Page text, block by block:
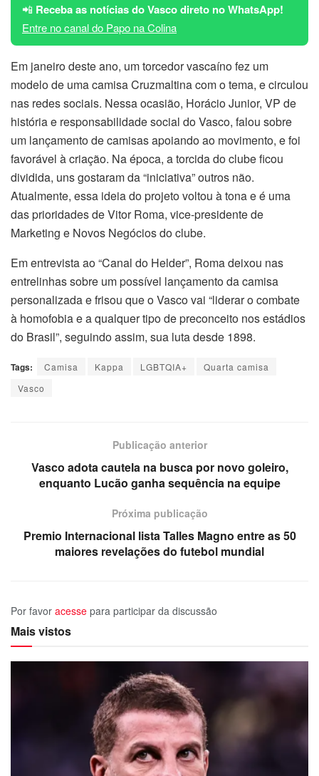
📲 Receba as notícias do Vasco direto no WhatsApp!
Entre no canal do Papo na Colina
Em janeiro deste ano, um torcedor vascaíno fez um
modelo de uma camisa Cruzmaltina com o tema, e circulou
nas redes sociais. Nessa ocasião, Horácio Junior, VP de
história e responsabilidade social do Vasco, falou sobre
um lançamento de camisas apoiando ao movimento, e foi
favorável à criação. Na época, a torcida do clube ficou
dividida, uns gostaram da “iniciativa” outros não.
Atualmente, essa ideia do projeto voltou à tona e é uma
das prioridades de Vitor Roma, vice-presidente de
Marketing e Novos Negócios do clube.
Em entrevista ao “Canal do Helder”, Roma deixou nas
entrelinhas sobre um possível lançamento da camisa
personalizada e frisou que o Vasco vai “liderar o combate
à homofobia e a qualquer tipo de preconceito nos estádios
do Brasil”, seguindo assim, sua luta desde 1898.
Tags: Camisa Kappa LGBTQIA+
Quarta camisa
Vasco
Publicação anterior
Vasco adota cautela na busca por novo goleiro,
enquanto Lucão ganha sequência na equipe
Próxima publicação
Premio Internacional lista Talles Magno entre as 50
maiores revelações do futebol mundial
Por favor acesse para participar da discussão
Mais vistos